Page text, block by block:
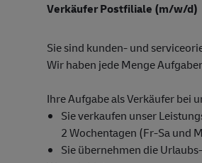
Verkäufer Postfiliale (m/w/d)
Sie sind kunden- und
Wir haben jede Menge
Ihre Aufgabe als Verkäufer bei
Sie verkaufen unser
2 Wochentagen (Fr-Sa und
Sie übernehmen die